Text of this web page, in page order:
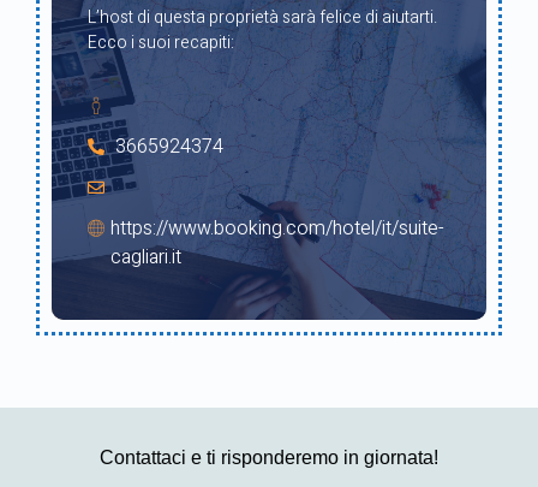
L’host di questa proprietà sarà felice di aiutarti.
Ecco i suoi recapiti:
3665924374
https://www.booking.com/hotel/it/suite-
cagliari.it
Contattaci e ti risponderemo in giornata!